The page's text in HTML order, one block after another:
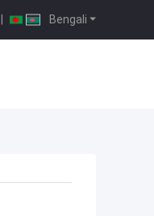
Bengali
|